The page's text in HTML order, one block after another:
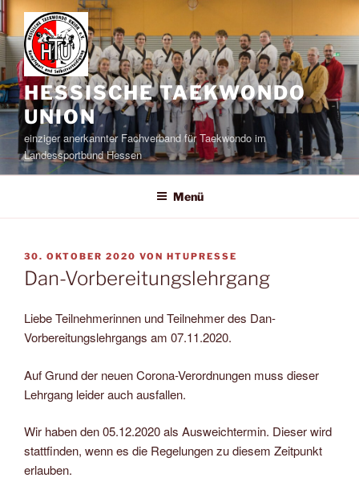
Zum
Inhalt
springen
HESSISCHE TAEKWONDO
UNION
einziger anerkannter Fachverband für Taekwondo im
Landessportbund Hessen
Menü
VERÖFFENTLICHT
AM
30. OKTOBER 2020 VON HTUPRESSE
Dan-Vorbereitungslehrgang
Liebe Teilnehmerinnen und Teilnehmer des Dan-
Vorbereitungslehrgangs am 07.11.2020.
Auf Grund der neuen Corona-Verordnungen muss dieser
Lehrgang leider auch ausfallen.
Wir haben den 05.12.2020 als Ausweichtermin. Dieser wird
stattfinden, wenn es die Regelungen zu diesem Zeitpunkt
erlauben.